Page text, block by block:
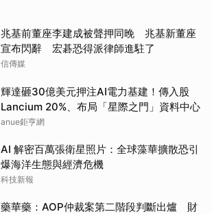
兆基前董座李建成被聲押同晚 兆基新董座
宣布閃辭 宏碁恐得派律師進駐了
信傳媒
輝達砸30億美元押注AI電力基建！傳入股
Lancium 20%、布局「星際之門」資料中心
anue鉅亨網
AI 解密百萬張衛星照片：全球藻華擴散恐引
爆海洋生態與經濟危機
科技新報
藥華藥：AOP仲裁案第二階段判斷出爐 財